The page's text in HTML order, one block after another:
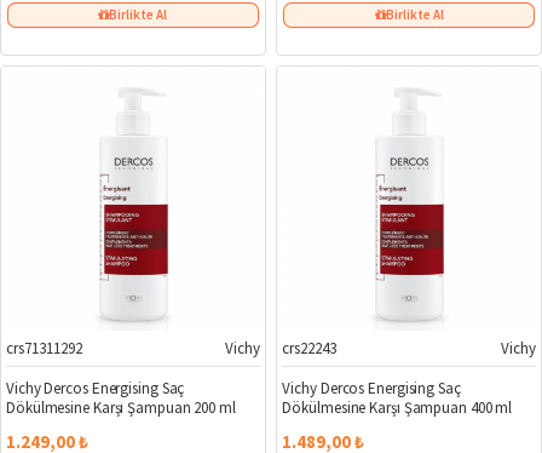
Birlikte Al Birlikte Al
crs71311292
Vichy
Vichy Dercos Energising Saç
Dökülmesine Karşı Şampuan 200 ml
1.249,00 ₺
crs22243
Vichy
Vichy Dercos Energising Saç
Dökülmesine Karşı Şampuan 400 ml
1.489,00 ₺